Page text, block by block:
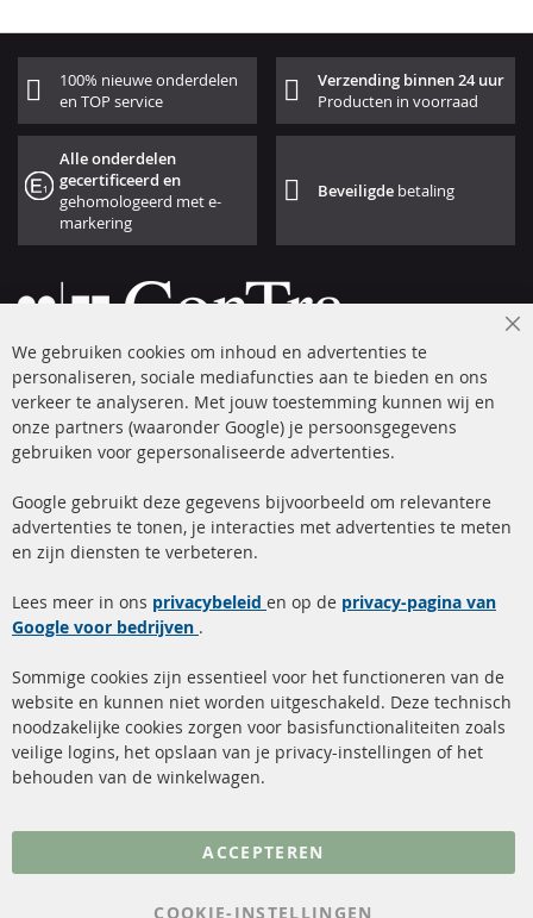
100% nieuwe onderdelen
en TOP service
Verzending binnen 24 uur
Producten in voorraad
Alle onderdelen
gecertificeerd en
gehomologeerd met e-
markering
Beveiligde betaling
+49 (0) 4533 799 00 0
ma-do: 09-17 u, vr Fr 09-16 u
info@contra-automotive.de
facebook
instagram
Snelle links
Roetfilter reiniging
Katalysator (KAT)
sensoren
FAQ
Kundenservice
Verzendingskosten
Contact
Annuleer contract
Gegevensbescherming
We gebruiken cookies om inhoud en advertenties te
personaliseren, sociale mediafuncties aan te bieden en ons
verkeer te analyseren. Met jouw toestemming kunnen wij en
onze partners (waaronder Google) je persoonsgegevens
gebruiken voor gepersonaliseerde advertenties.
Google gebruikt deze gegevens bijvoorbeeld om relevantere
advertenties te tonen, je interacties met advertenties te meten
en zijn diensten te verbeteren.
Lees meer in ons privacybeleid en op de privacy-pagina van
Google voor bedrijven .
Sommige cookies zijn essentieel voor het functioneren van de
website en kunnen niet worden uitgeschakeld. Deze technisch
noodzakelijke cookies zorgen voor basisfunctionaliteiten zoals
veilige logins, het opslaan van je privacy-instellingen of het
behouden van de winkelwagen.
ACCEPTEREN
COOKIE-INSTELLINGEN